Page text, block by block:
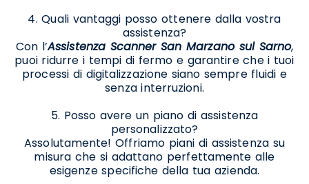
4. Quali vantaggi posso ottenere dalla vostra
assistenza?
Con l’Assistenza Scanner San Marzano sul Sarno,
puoi ridurre i tempi di fermo e garantire che i tuoi
processi di digitalizzazione siano sempre fluidi e
senza interruzioni.
5. Posso avere un piano di assistenza
personalizzato?
Assolutamente! Offriamo piani di assistenza su
misura che si adattano perfettamente alle
esigenze specifiche della tua azienda.